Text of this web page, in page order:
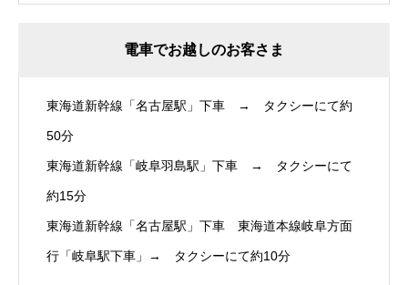
電車でお越しのお客さま
東海道新幹線「名古屋駅」下車 → タクシーにて約
50分
東海道新幹線「岐阜羽島駅」下車 → タクシーにて
約15分
東海道新幹線「名古屋駅」下車 東海道本線岐阜方面
行「岐阜駅下車」→ タクシーにて約10分